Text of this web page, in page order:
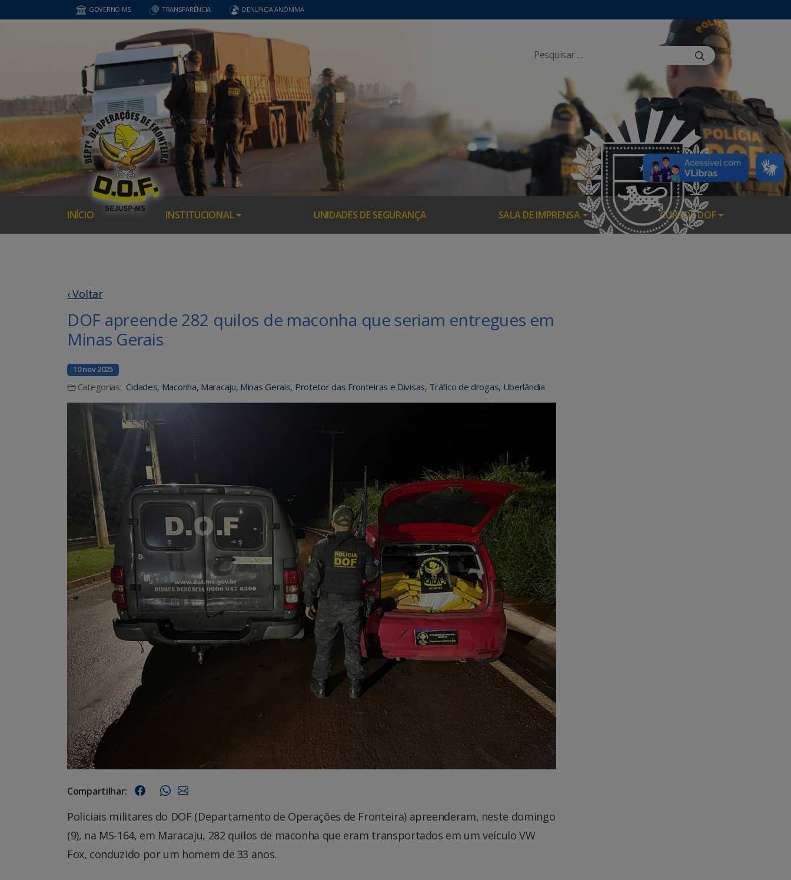
GOVERNO MS TRANSPARÊNCIA DENUNCIA ANÔNIMA
INÍCIO INSTITUCIONAL UNIDADES DE SEGURANÇA SALA DE IMPRENSA CURSOS DOF
‹ Voltar
DOF apreende 282 quilos de maconha que seriam entregues em
Minas Gerais
10 nov 2025
Categorias: Cidades, Maconha, Maracaju, Minas Gerais, Protetor das Fronteiras e Divisas, Tráfico de drogas, Uberlândia
Compartilhar:
Policiais militares do DOF (Departamento de Operações de Fronteira) apreenderam, neste domingo
(9), na MS-164, em Maracaju, 282 quilos de maconha que eram transportados em um veículo VW
Fox, conduzido por um homem de 33 anos.